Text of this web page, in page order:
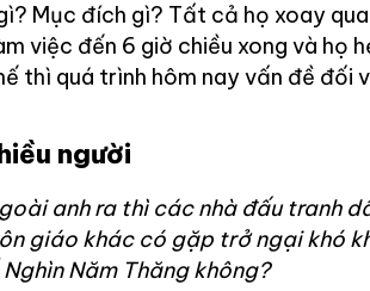
Mục đích gì? Tất cả họ xoay
việc đến 6 giờ chiều xong và họ
thì quá trình hôm nay vấn đề đối
người
anh ra thì các nhà đấu tranh
giáo khác có gặp trở ngại khó
Năm Thăng không?